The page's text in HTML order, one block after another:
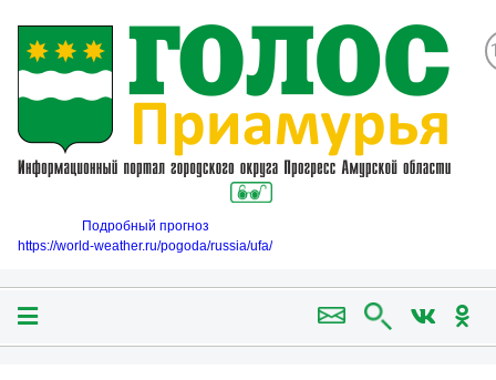
Подробный прогноз
https://world-weather.ru/pogoda/russia/ufa/